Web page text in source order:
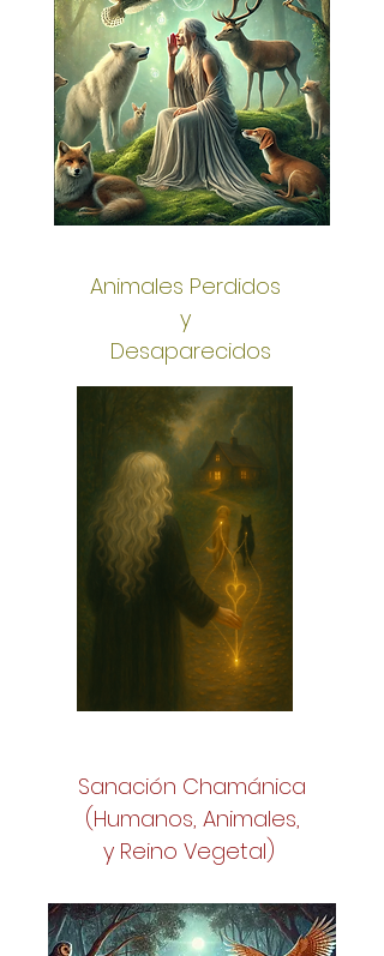
Animales Perdidos
y
Desaparecidos
Sanación Chamánica
(Humanos, Animales,
y Reino Vegetal)